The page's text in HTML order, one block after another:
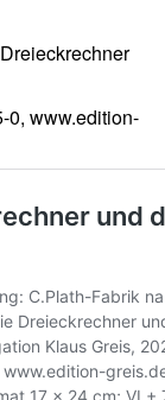
0, www.edition-